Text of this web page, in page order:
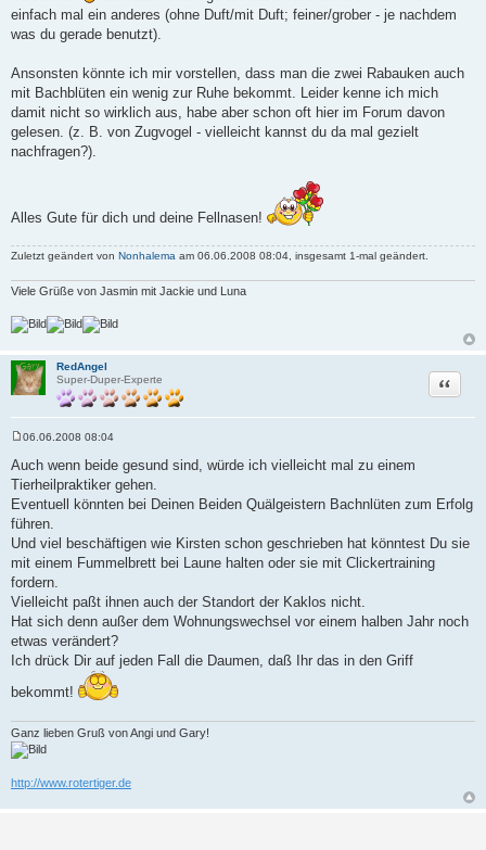
einfach mal ein anderes (ohne Duft/mit Duft; feiner/grober - je nachdem
was du gerade benutzt).
Ansonsten könnte ich mir vorstellen, dass man die zwei Rabauken auch
mit Bachblüten ein wenig zur Ruhe bekommt. Leider kenne ich mich
damit nicht so wirklich aus, habe aber schon oft hier im Forum davon
gelesen. (z. B. von Zugvogel - vielleicht kannst du da mal gezielt
nachfragen?).
Alles Gute für dich und deine Fellnasen!
Zuletzt geändert von Nonhalema am 06.06.2008 08:04, insgesamt 1-mal geändert.
Viele Grüße von Jasmin mit Jackie und Luna
RedAngel
Super-Duper-Experte
Zitat
i
t
a
g
06.06.2008 08:04
Auch wenn beide gesund sind, würde ich vielleicht mal zu einem
Tierheilpraktiker gehen.
Eventuell könnten bei Deinen Beiden Quälgeistern Bachnlüten zum Erfolg
führen.
Und viel beschäftigen wie Kirsten schon geschrieben hat könntest Du sie
mit einem Fummelbrett bei Laune halten oder sie mit Clickertraining
fordern.
Vielleicht paßt ihnen auch der Standort der Kaklos nicht.
Hat sich denn außer dem Wohnungswechsel vor einem halben Jahr noch
etwas verändert?
Ich drück Dir auf jeden Fall die Daumen, daß Ihr das in den Griff
bekommt!
Ganz lieben Gruß von Angi und Gary!
http://www.rotertiger.de